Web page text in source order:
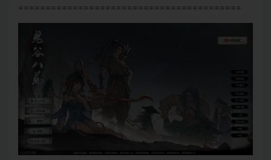
=========================================